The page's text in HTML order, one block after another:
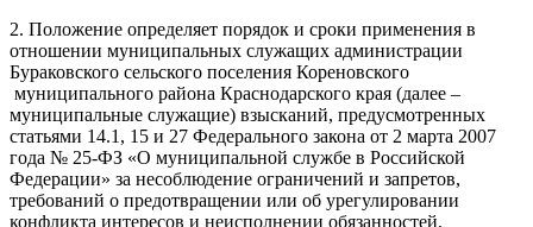
2. Положение определяет порядок и сроки применения в
отношении муниципальных служащих администрации
Бураковского сельского поселения Кореновского
муниципального района Краснодарского края (далее –
муниципальные служащие) взысканий, предусмотренных
статьями 14.1, 15 и 27 Федерального закона от 2 марта 2007
года № 25-ФЗ «О муниципальной службе в Российской
Федерации» за несоблюдение ограничений и запретов,
требований о предотвращении или об урегулировании
конфликта интересов и неисполнении обязанностей,